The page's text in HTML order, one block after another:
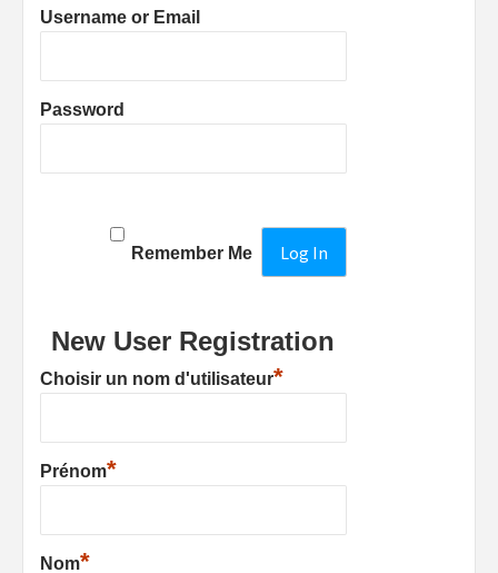
Username or Email
Password
Remember Me
New User Registration
Choisir un nom d'utilisateur*
Prénom*
Nom*